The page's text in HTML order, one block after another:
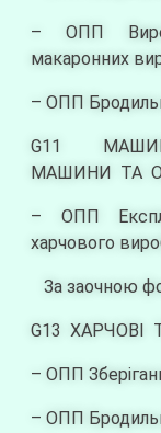
– ОПП
макаронних
– ОПП
G11
МАШИНИ ТА
– ОПП
харчового
За заочною
G13 ХАРЧОВІ
– ОПП
– ОПП